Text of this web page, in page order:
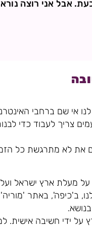
אבל אני רוצה
אי שם ברחבי
צריך לעבוד כדי
את לא מתרגשת כל
על מעלת ארץ ישראל
ב'כיפה', באתר 'מוריה'
ידי חשיבה אישית.